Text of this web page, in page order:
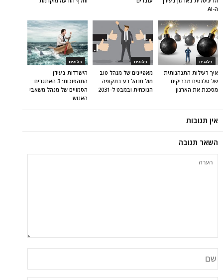
ה-AI
בלוגים
הישרדות בעידן
התהפוכות: 3 האתגרים
הסמויים של מנהל משאבי
האנוש
בלוגים
מאפיינים של מנהל טוב
מול מנהל רע בתקופה
הנוכחית ובמבט ל-2031
בלוגים
איך רעילות התנהגותית
של טלנטים מבריקים
מסכנת את הארגון
אין תגובות
השאר תגובה